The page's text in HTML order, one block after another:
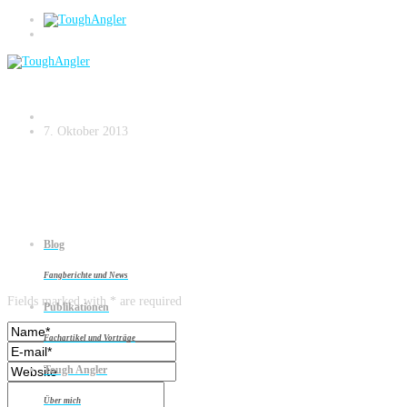
Blog
Fangberichte und News
Publikationen
Fachartikel und Vorträge
Tough Angler
Über mich
Lockstoffe aus dem Asialaden
7. Oktober 2013
Leave a reply
Fields marked with * are required